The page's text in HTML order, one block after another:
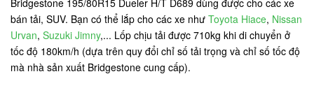
bán tải, SUV. Bạn có thể lắp cho các xe như Toyota Hiace, Nissan
Urvan, Suzuki Jimny,... Lốp chịu tải được 710kg khi di chuyển ở
tốc độ 180km/h (dựa trên quy đổi chỉ số tải trọng và chỉ số tốc độ
mà nhà sản xuất Bridgestone cung cấp).